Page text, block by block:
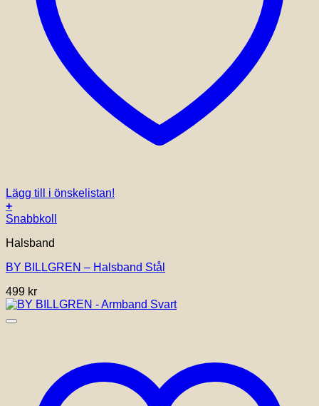
Lägg till i önskelistan!
+
Snabbkoll
Halsband
BY BILLGREN – Halsband Stål
499 kr